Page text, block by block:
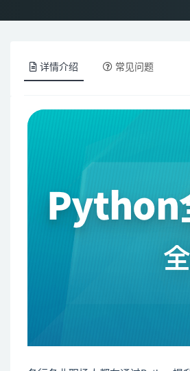
详情介绍 常见问题